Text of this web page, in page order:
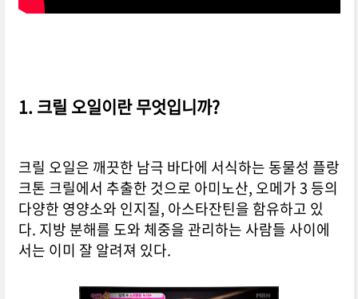
1. 크릴 오일이란 무엇입니까?
크릴 오일은 깨끗한 남극 바다에 서식하는 동물성 플랑
크톤 크릴에서 추출한 것으로 아미노산, 오메가 3 등의
다양한 영양소와 인지질, 아스타잔틴을 함유하고 있
다. 지방 분해를 도와 체중을 관리하는 사람들 사이에
서는 이미 잘 알려져 있다.